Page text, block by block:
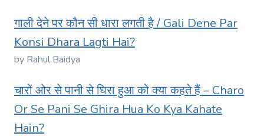
गाली देने पर कौन सी धारा लगती है / Gali Dene Par
Konsi Dhara Lagti Hai?
by Rahul Baidya
चारों ओर से पानी से घिरा हुआ को क्या कहते हैं – Charo
Or Se Pani Se Ghira Hua Ko Kya Kahate
Hain?